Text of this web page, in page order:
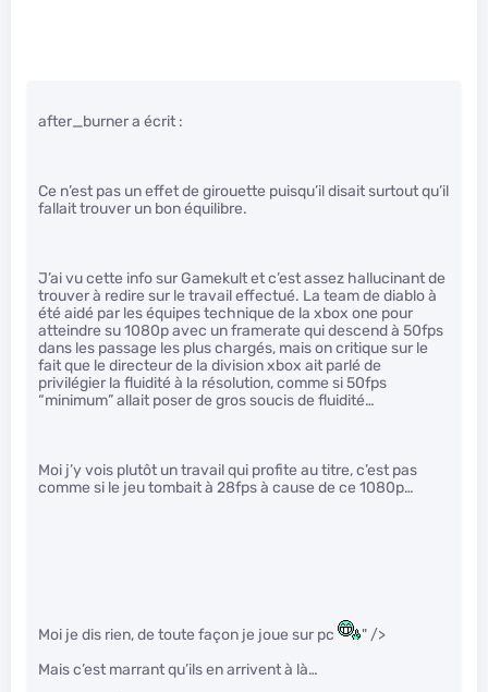
after_burner a écrit :
Ce n’est pas un effet de girouette puisqu’il disait surtout qu’il
fallait trouver un bon équilibre.
J’ai vu cette info sur Gamekult et c’est assez hallucinant de
trouver à redire sur le travail effectué. La team de diablo à
été aidé par les équipes technique de la xbox one pour
atteindre su 1080p avec un framerate qui descend à 50fps
dans les passage les plus chargés, mais on critique sur le
fait que le directeur de la division xbox ait parlé de
privilégier la fluidité à la résolution, comme si 50fps
“minimum” allait poser de gros soucis de fluidité…
Moi j’y vois plutôt un travail qui profite au titre, c’est pas
comme si le jeu tombait à 28fps à cause de ce 1080p…
Moi je dis rien, de toute façon je joue sur pc
" />
Mais c’est marrant qu’ils en arrivent à là…